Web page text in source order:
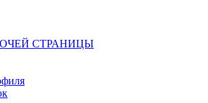
СТРАНИЦЫ